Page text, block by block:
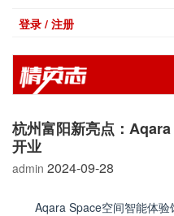
登录 / 注册
杭州富阳新亮点：
开业
admin 2024-09-28
Aqara Space空间智能体